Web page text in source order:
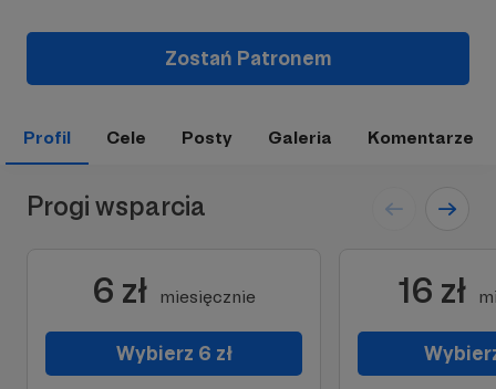
Zostań Patronem
Profil Cele Posty Galeria Komentarze
Progi wsparcia
6 zł miesięcznie
Wybierz 6 zł
16 zł